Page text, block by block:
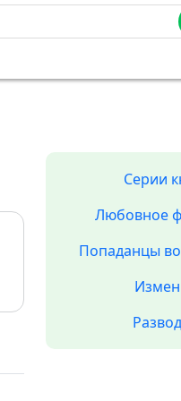
Серии
Любовное
Попаданцы